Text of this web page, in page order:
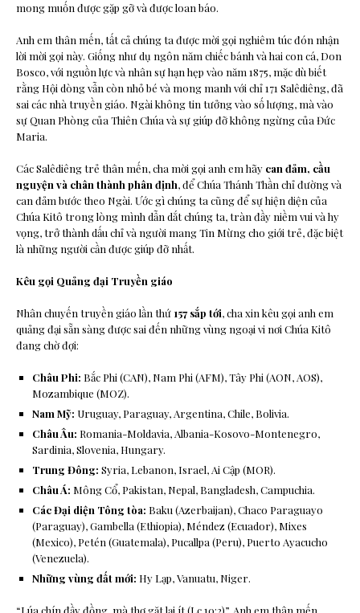
mong muốn được gặp gỡ và được loan báo.
Anh em thân mến, tất cả chúng ta được mời gọi nghiêm túc đón nhận
lời mời gọi này. Giống như dụ ngôn năm chiếc bánh và hai con cá, Don
Bosco, với nguồn lực và nhân sự hạn hẹp vào năm 1875, mặc dù biết
rằng Hội dòng vẫn còn nhỏ bé và mong manh với chỉ 171 Salêdiêng, đã
sai các nhà truyền giáo. Ngài không tin tưởng vào số lượng, mà vào
sự Quan Phòng của Thiên Chúa và sự giúp đỡ không ngừng của Đức
Maria.
Các Salêdiêng trẻ thân mến, cha mời gọi anh em hãy can đảm, cầu
nguyện và chân thành phân định, để Chúa Thánh Thần chỉ đường và
can đảm bước theo Ngài. Ước gì chúng ta cũng để sự hiện diện của
Chúa Kitô trong lòng mình dẫn dắt chúng ta, tràn đầy niềm vui và hy
vọng, trở thành dấu chỉ và người mang Tin Mừng cho giới trẻ, đặc biệt
là những người cần được giúp đỡ nhất.
Kêu gọi Quảng đại Truyền giáo
Nhân chuyến truyền giáo lần thứ 157 sắp tới, cha xin kêu gọi anh em
quảng đại sẵn sàng được sai đến những vùng ngoại vi nơi Chúa Kitô
đang chờ đợi:
Châu Phi: Bắc Phi (CAN), Nam Phi (AFM), Tây Phi (AON, AOS),
Mozambique (MOZ).
Nam Mỹ: Uruguay, Paraguay, Argentina, Chile, Bolivia.
Châu Âu: Romania-Moldavia, Albania-Kosovo-Montenegro,
Sardinia, Slovenia, Hungary.
Trung Đông: Syria, Lebanon, Israel, Ai Cập (MOR).
Châu Á: Mông Cổ, Pakistan, Nepal, Bangladesh, Campuchia.
Các Đại diện Tông tòa: Baku (Azerbaijan), Chaco Paraguayo
(Paraguay), Gambella (Ethiopia), Méndez (Ecuador), Mixes
(Mexico), Petén (Guatemala), Pucallpa (Peru), Puerto Ayacucho
(Venezuela).
Những vùng đất mới: Hy Lạp, Vanuatu, Niger.